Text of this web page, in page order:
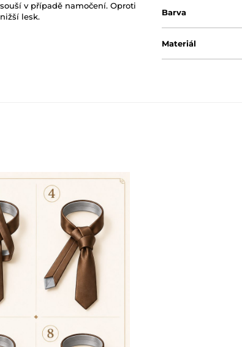
v případě namočení. Oproti
lesk.
Barva
Materiál